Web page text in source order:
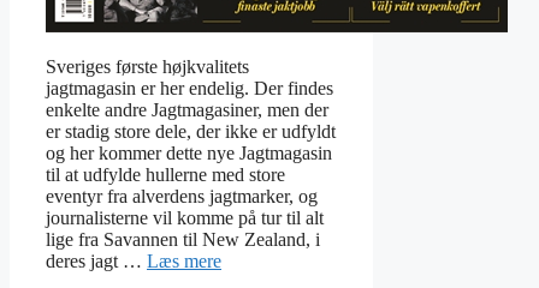
Sveriges første højkvalitets
jagtmagasin er her endelig. Der findes
enkelte andre Jagtmagasiner, men der
er stadig store dele, der ikke er udfyldt
og her kommer dette nye Jagtmagasin
til at udfylde hullerne med store
eventyr fra alverdens jagtmarker, og
journalisterne vil komme på tur til alt
lige fra Savannen til New Zealand, i
deres jagt … Læs mere